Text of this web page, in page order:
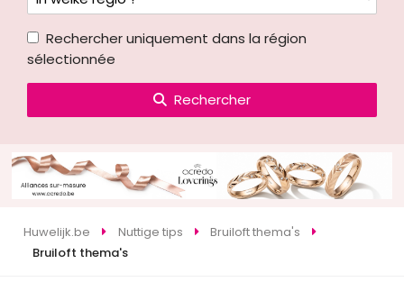
Rechercher uniquement dans la région
sélectionnée
Rechercher
Huwelijk.be Nuttige tips
Bruiloft thema's
Bruiloft thema's